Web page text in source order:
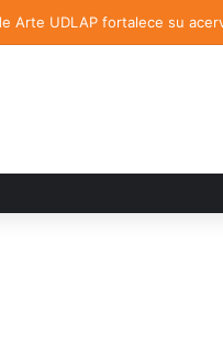
Arte UDLAP fortalece su